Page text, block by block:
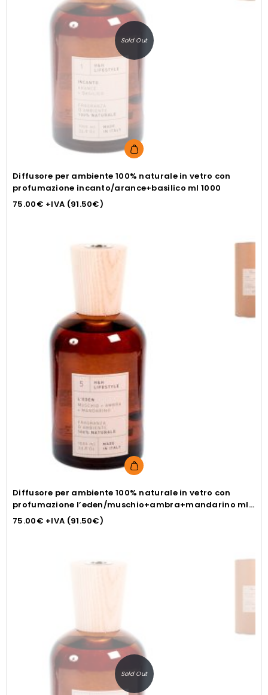
Sold Out
Diffusore per ambiente 100% naturale in vetro con
profumazione incanto/arance+basilico ml 1000
75.00€ +IVA (91.50€)
Diffusore per ambiente 100% naturale in vetro con
profumazione l’eden/muschio+ambra+mandarino ml
1000
75.00€ +IVA (91.50€)
Sold Out